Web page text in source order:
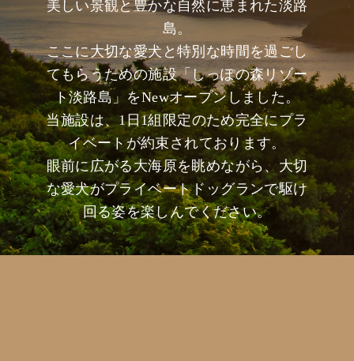
美しい景観と豊かな自然に恵まれた淡路
島。
ここに大切な愛犬と特別な時間を過ごし
てもらうための施設「しっぽの森リゾー
ト淡路島」をNewオープンしました。
当施設は、1日1組限定のため完全にプラ
イベートが約束されております。
眼前に広がる大海原を眺めながら、大切
な愛犬がプライベートドッグランで駆け
回る姿を楽しんでください。